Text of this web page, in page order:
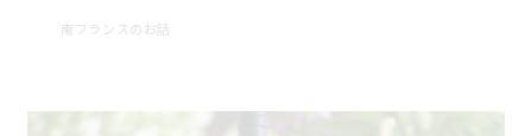
南フランスのお話